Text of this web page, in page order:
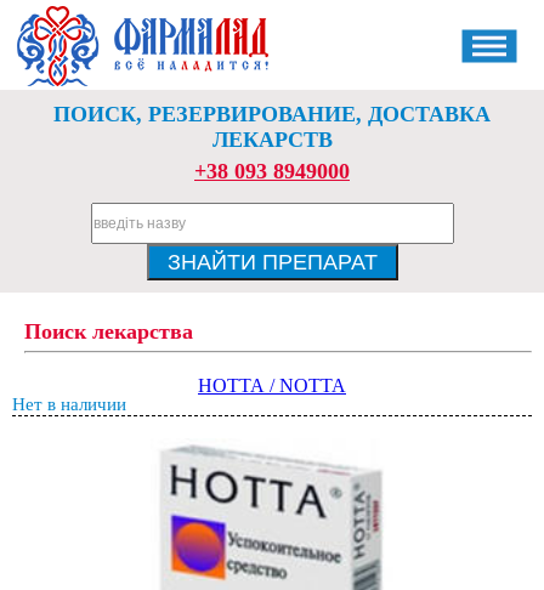
ПОИСК, РЕЗЕРВИРОВАНИЕ, ДОСТАВКА
ЛЕКАРСТВ
+38 093 8949000
Поиск лекарства
НОТТА / NOTTA
Нет в наличии